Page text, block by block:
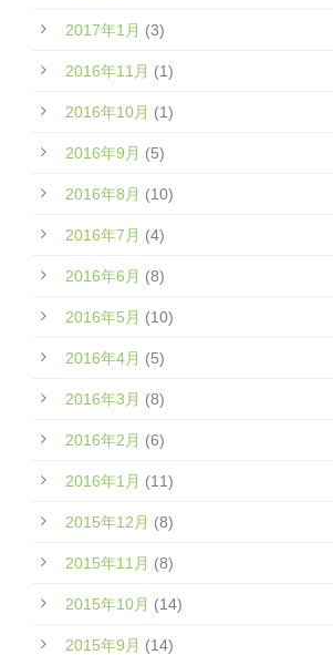
2017年1月 (3)
2016年11月 (1)
2016年10月 (1)
2016年9月 (5)
2016年8月 (10)
2016年7月 (4)
2016年6月 (8)
2016年5月 (10)
2016年4月 (5)
2016年3月 (8)
2016年2月 (6)
2016年1月 (11)
2015年12月 (8)
2015年11月 (8)
2015年10月 (14)
2015年9月 (14)